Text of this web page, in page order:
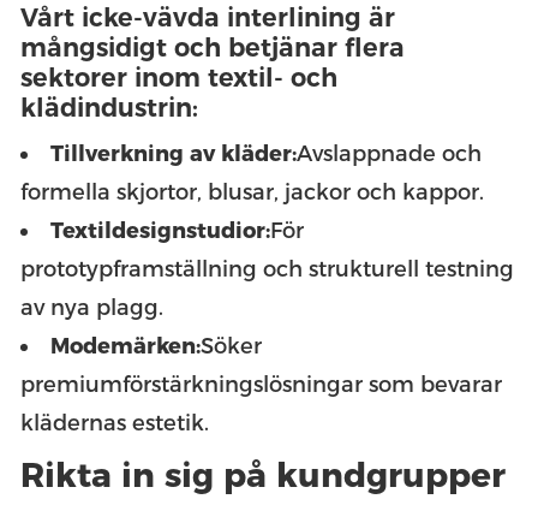
Vårt icke-vävda interlining är
mångsidigt och betjänar flera
sektorer inom textil- och
klädindustrin:
Tillverkning av kläder:Avslappnade och
formella skjortor, blusar, jackor och kappor.
Textildesignstudior:För
prototypframställning och strukturell testning
av nya plagg.
Modemärken:Söker
premiumförstärkningslösningar som bevarar
klädernas estetik.
Rikta in sig på kundgrupper